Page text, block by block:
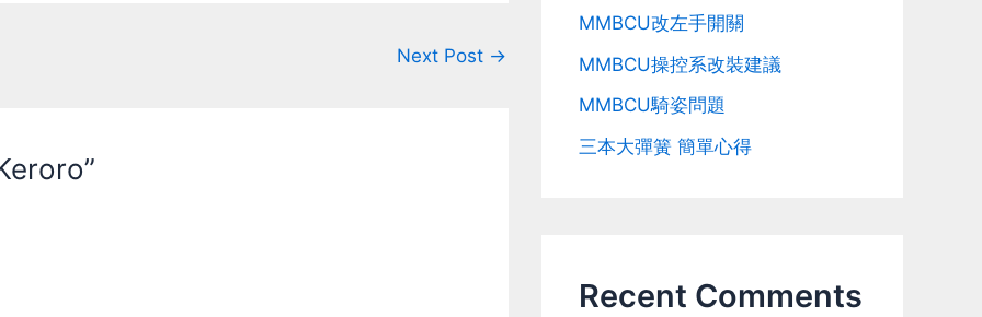
Next Post →
MMBCU改左手開關
MMBCU操控系改裝建議
MMBCU騎姿問題
三本大彈簧 簡單心得
Recent Comments